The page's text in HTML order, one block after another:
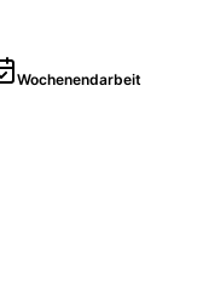
Wochenendarbeit